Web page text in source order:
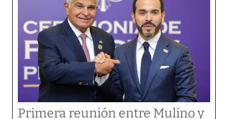
Primera reunión entre Mulino y